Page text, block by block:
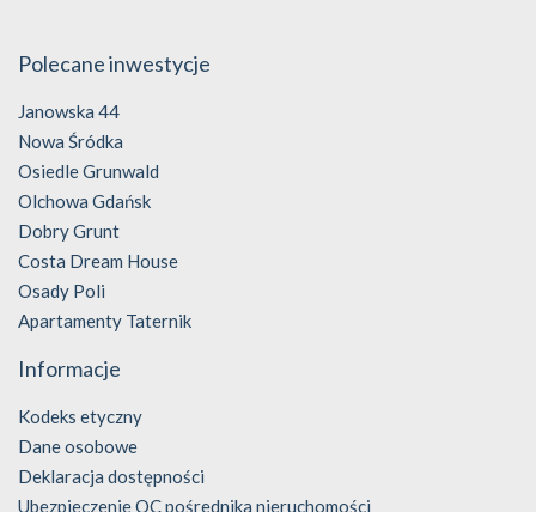
Polecane inwestycje
Janowska 44
Nowa Śródka
Osiedle Grunwald
Olchowa Gdańsk
Dobry Grunt
Costa Dream House
Osady Poli
Apartamenty Taternik
Informacje
Kodeks etyczny
Dane osobowe
Deklaracja dostępności
Ubezpieczenie OC pośrednika nieruchomości